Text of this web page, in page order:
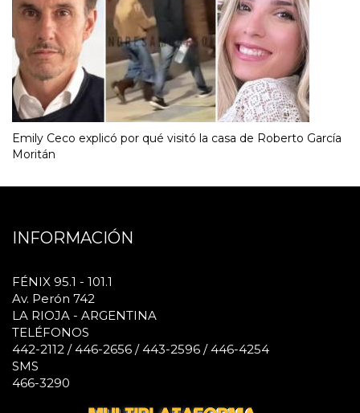
Emily Ceco explicó por qué visitó la casa de Roberto García
Moritán
INFORMACIÓN
FÉNIX 95.1 - 101.1
Av. Perón 742
LA RIOJA - ARGENTINA
TELÉFONOS
442-2112 / 446-2656 / 443-2596 / 446-4254
SMS
466-3290